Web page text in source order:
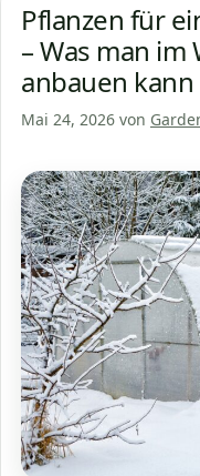
Pflanzen für
– Was man
anbauen kann
Mai 24, 2026 von